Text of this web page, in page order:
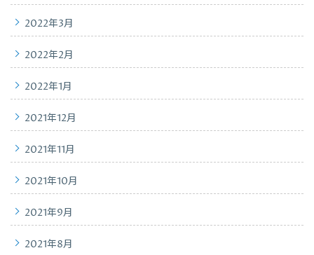
2022年3月
2022年2月
2022年1月
2021年12月
2021年11月
2021年10月
2021年9月
2021年8月